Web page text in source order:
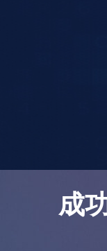
成